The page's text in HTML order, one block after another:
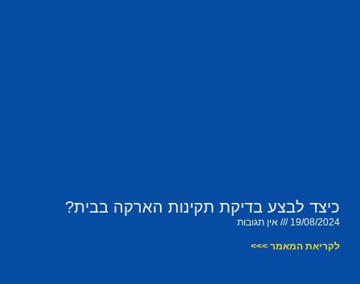
כיצד לבצע בדיקת תקינות הארקה בבית?
19/08/2024 אין תגובות
לקריאת המאמר >>>